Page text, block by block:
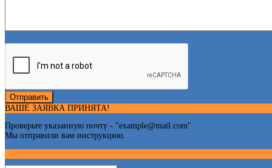
Отправить
ВАШЕ ЗАЯВКА ПРИНЯТА!
Проверьте указанную почту - "example@mail.com"
Мы отправили вам инструкцию.